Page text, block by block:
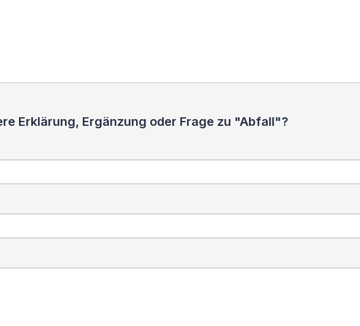
Erklärung, Ergänzung oder Frage zu "Abfall"?